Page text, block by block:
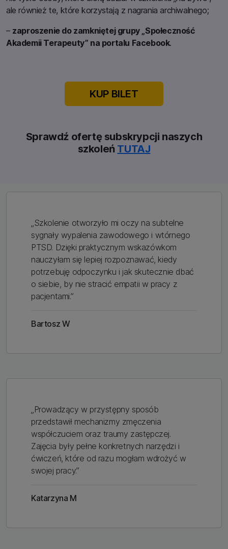
ale również te, które korzystają z nagrania archiwalnego;
– zaproszenie do zamkniętej grupy „Społeczność
Akademii Terapeuty” na portalu Facebook.
KUP BILET
Sprawdź ofertę subskrypcji naszych
szkoleń TUTAJ
„Szkolenie otworzyło mi oczy na subtelne
sygnały wypalenia zawodowego i wtórnego
PTSD. Dzięki praktycznym wskazówkom
nauczyłam się lepiej rozpoznawać, kiedy
potrzebuję odpoczynku i jak skutecznie dbać
o siebie, by nie stracić empatii w pracy z
pacjentami.”
Bartosz W
„Prowadzący w przystępny sposób
przedstawił mechanizmy zmęczenia
współczuciem oraz traumy zastępczej.
Zajęcia były pełne konkretnych narzędzi i
ćwiczeń, które od razu mogłam wdrożyć w
swojej pracy.”
Katarzyna M